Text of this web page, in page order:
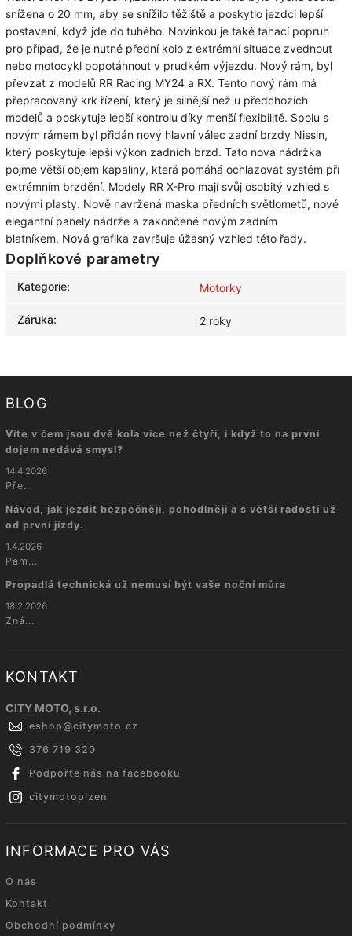
snížena o 20 mm, aby se snížilo těžiště a poskytlo jezdci lepší
postavení, když jde do tuhého. Novinkou je také tahací popruh
pro případ, že je nutné přední kolo z extrémní situace zvednout
nebo motocykl popotáhnout v prudkém výjezdu. Nový rám, byl
převzat z modelů RR Racing MY24 a RX. Tento nový rám má
přepracovaný krk řízení, který je silnější než u předchozích
modelů a poskytuje lepší kontrolu díky menší flexibilitě. Spolu s
novým rámem byl přidán nový hlavní válec zadní brzdy Nissin,
který poskytuje lepší výkon zadních brzd. Tato nová nádržka
pojme větší objem kapaliny, která pomáhá ochlazovat systém při
extrémním brzdění. Modely RR X-Pro mají svůj osobitý vzhled s
novými plasty. Nově navržená maska ​​předních světlometů, nové
elegantní panely nádrže a zakončené novým zadním
blatníkem. Nová grafika završuje úžasný vzhled této řady.
Doplňkové parametry
Kategorie: Motorky
Záruka: 2 roky
BLOG
Víte v čem jsou dvě kola více než čtyři, i když to na první
dojem nedává smysl?
14.4.2026
Pře...
Návod, jak jezdit bezpečněji, pohodlněji a s větší radostí už
od první jízdy.
1.4.2026
Pam...
Propadlá technická už nemusí být vaše noční můra
18.2.2026
Zná...
KONTAKT
CITY MOTO, s.r.o.
eshop@citymoto.cz
376 719 320
Podpořte nás na facebooku
citymotoplzen
INFORMACE PRO VÁS
O nás
Kontakt
Obchodní podmínky